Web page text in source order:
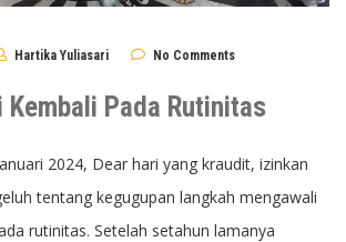
Hartika Yuliasari No Comments
Kembali Pada Rutinitas
2024, Dear hari yang kraudit, izinkan
tentang kegugupan langkah mengawali
rutinitas. Setelah setahun lamanya